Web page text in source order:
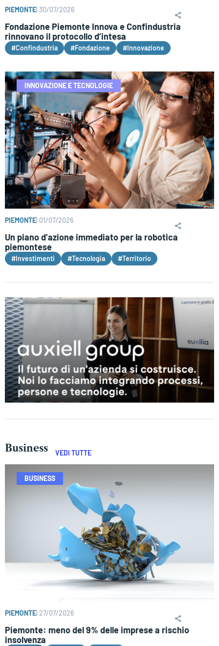
PIEMONTE 30/07/2026
Fondazione Piemonte Innova e Confindustria
rinnovano il protocollo d’intesa
#Confindustria #Fondazione #Innovazione
INNOVAZIONE E TECNOLOGIE
PIEMONTE 01/07/2026
Un piano d’azione immediato per la robotica
piemontese
#Investimenti #Tecnologia #Territorio
Business VEDI TUTTE
BUSINESS
PIEMONTE 27/07/2026
Piemonte: meno del 9% delle imprese a rischio
insolvenza